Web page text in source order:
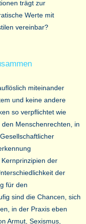
trägt zur
Werte mit
vereinbar?
miteinander
und keine andere
so verpflichtet wie
Menschenrechten, in
der
der
für den
sind die Chancen, sich
in der Praxis eben
Armut, Sexismus,